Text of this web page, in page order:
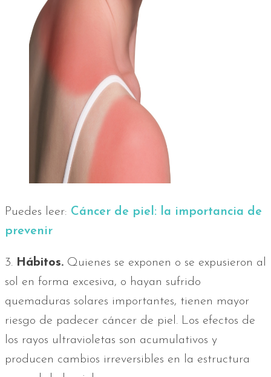
Puedes leer: Cáncer de piel: la importancia de
prevenir
3. Hábitos. Quienes se exponen o se expusieron al
sol en forma excesiva, o hayan sufrido
quemaduras solares importantes, tienen mayor
riesgo de padecer cáncer de piel. Los efectos de
los rayos ultravioletas son acumulativos y
producen cambios irreversibles en la estructura